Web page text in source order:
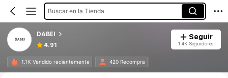
Buscar en la Tienda
DABEI
4.91
Seguir
1.4K Seguidores
1.1K Vendido recientemente 420 Recompra